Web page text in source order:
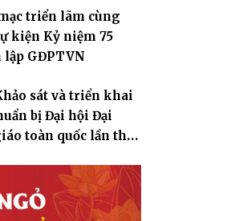
triển lãm cùng
kiện Kỷ niệm 75
lập GĐPTVN
sát và triển khai
bị Đại hội Đại
toàn quốc lần thứ